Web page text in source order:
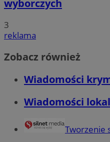
wyborczych
3
reklama
Zobacz również
Wiadomości
Wiadomości
Tworzenie